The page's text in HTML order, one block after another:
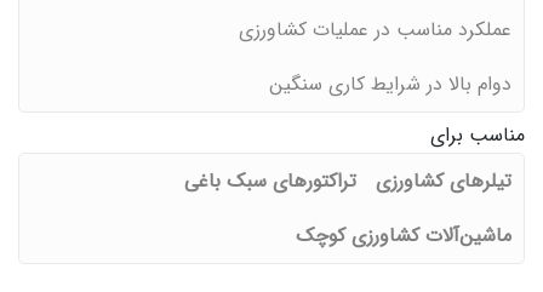
عملکرد مناسب در عملیات کشاورزی
دوام بالا در شرایط کاری سنگین
مناسب برای
تیلرهای کشاورزی
تراکتورهای سبک باغی
ماشین‌آلات کشاورزی کوچک